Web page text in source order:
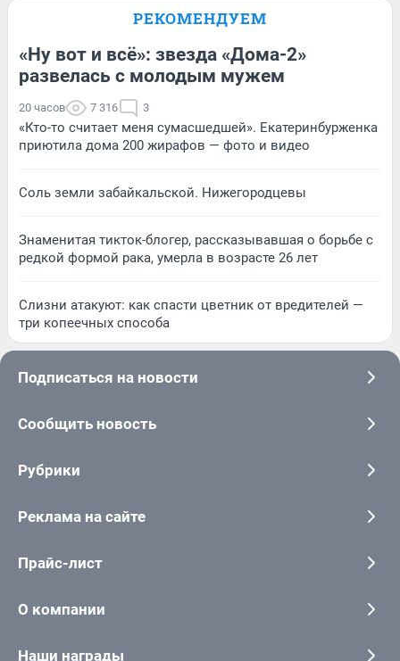
РЕКОМЕНДУЕМ
«Ну вот и всё»: звезда «Дома-2»
развелась с молодым мужем
20 часов 7 316 3
«Кто-то считает меня сумасшедшей». Екатеринбурженка
приютила дома 200 жирафов — фото и видео
Соль земли забайкальской. Нижегородцевы
Знаменитая тикток-блогер, рассказывавшая о борьбе с
редкой формой рака, умерла в возрасте 26 лет
Слизни атакуют: как спасти цветник от вредителей —
три копеечных способа
Подписаться на новости
Сообщить новость
Рубрики
Реклама на сайте
Прайс-лист
О компании
Наши награды